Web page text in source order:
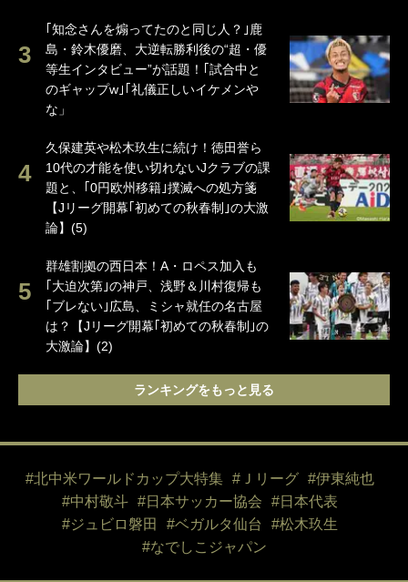
｢知念さんを煽ってたのと同じ人？｣鹿
島・鈴木優磨、大逆転勝利後の“超・優
等生インタビュー”が話題！｢試合中と
のギャップw｣｢礼儀正しいイケメンや
な」
久保建英や松木玖生に続け！徳田誉ら
10代の才能を使い切れないJクラブの課
題と、｢0円欧州移籍｣撲滅への処方箋
【Jリーグ開幕｢初めての秋春制｣の大激
論】(5)
群雄割拠の西日本！A・ロペス加入も
｢大迫次第｣の神戸、浅野＆川村復帰も
｢ブレない｣広島、ミシャ就任の名古屋
は？【Jリーグ開幕｢初めての秋春制｣の
大激論】(2)
ランキングをもっと見る
#北中米ワールドカップ大特集 #Ｊリーグ
#伊東純也
#中村敬斗
#日本サッカー協会
#日本代表
#ジュビロ磐田
#ベガルタ仙台
#松木玖生
#なでしこジャパン